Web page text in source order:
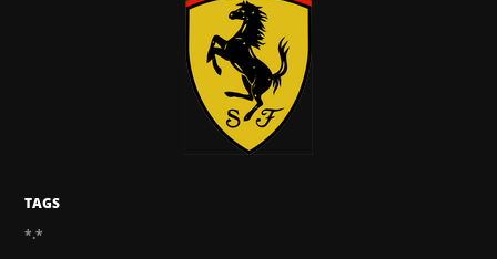
TAGS
*.*